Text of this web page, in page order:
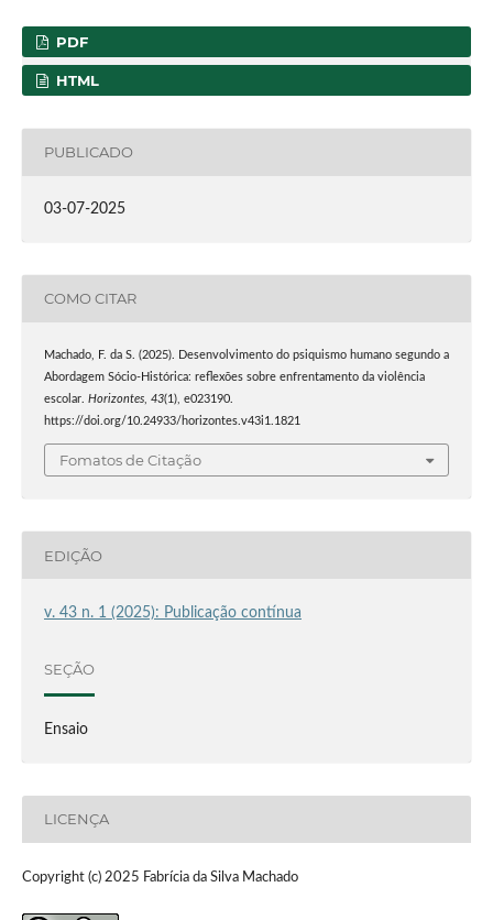
PDF
HTML
PUBLICADO
03-07-2025
COMO CITAR
Machado, F. da S. (2025). Desenvolvimento do psiquismo humano segundo a
Abordagem Sócio-Histórica: reflexões sobre enfrentamento da violência
escolar. Horizontes, 43(1), e023190.
https://doi.org/10.24933/horizontes.v43i1.1821
Fomatos de Citação
EDIÇÃO
v. 43 n. 1 (2025): Publicação contínua
SEÇÃO
Ensaio
LICENÇA
Copyright (c) 2025 Fabrícia da Silva Machado